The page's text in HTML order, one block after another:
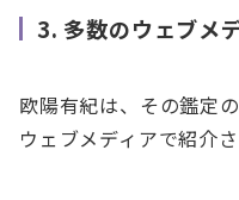
3. 多数のウェブメ
欧陽有紀は、その鑑定
ウェブメディアで紹介